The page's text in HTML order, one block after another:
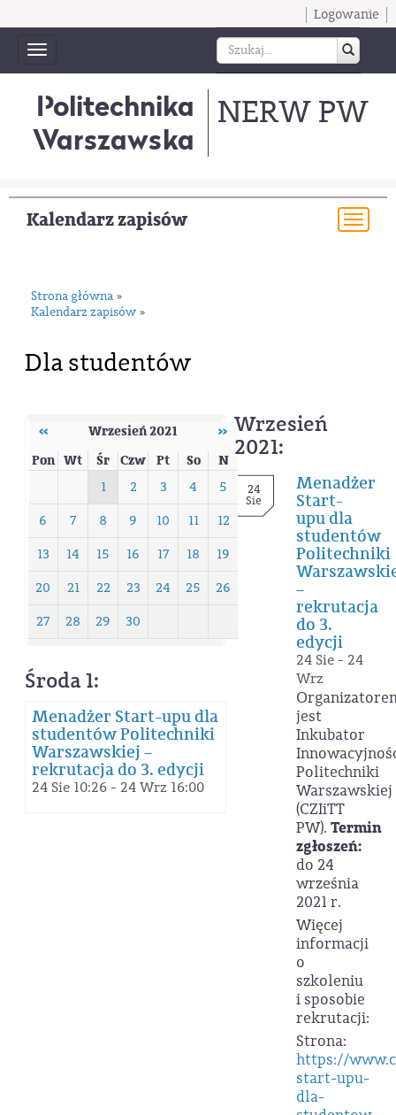
Logowanie
Toggle
navigation
Politechnika
Warszawska
NERW PW
Kalendarz zapisów
Strona główna »
Kalendarz zapisów »
Dla studentów
‹‹ Wrzesień 2021
››
Pon Wt Śr Czw Pt So N
1 2 3 4
5
6
7 8 9 10 11
12
13
14 15 16 17 18
19
20
21 22 23 24 25
26
27
28 29 30
Środa 1:
Menadżer Start-upu dla
studentów Politechniki
Warszawskiej –
rekrutacja do 3. edycji
24 Sie 10:26 - 24 Wrz 16:00
Wrzesień
2021:
24
Sie
Menadżer
Start-
upu dla
studentów
Politechniki
–
rekrutacja
do 3.
edycji
24 Sie - 24
Wrz
jest
Inkubator
Politechniki
Warszawskiej
(CZIiTT
PW). Termin
zgłoszeń:
do 24
września
2021 r.
Więcej
informacji
o
szkoleniu
i sposobie
rekrutacji:
Strona:
https://
start-upu-
dla-